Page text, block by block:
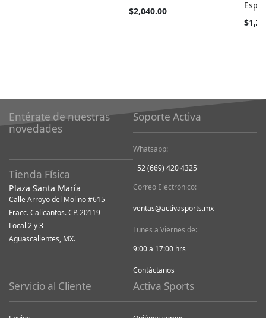
Tan
$2,040.00
Tan
Entérate de nuestras
novedades
Tienda Física
Plaza Santa María
Calle Arroyo del Molino #615
Fracc. Calicantos. CP. 20119
Local 2 y 3
Aguascalientes, MX.
Soporte Activa
Whatsapp:
+52 (669) 420 4325
Correo Electrónico:
ventas@activasports.mx
Lunes a Viernes de:
9:00 a 17:00 hrs
Contáctanos
Servicio al Cliente Activa Sports